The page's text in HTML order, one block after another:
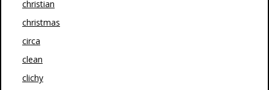
christian
christmas
circa
clean
clichy